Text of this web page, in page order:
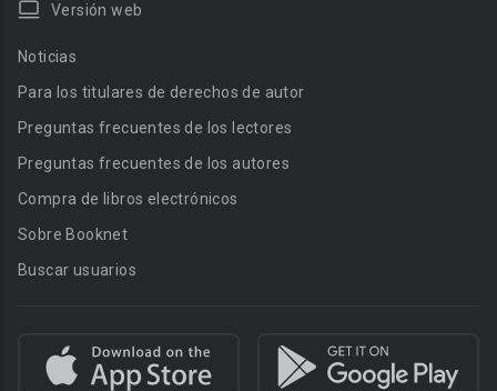
Versión web
Noticias
Para los titulares de derechos de autor
Preguntas frecuentes de los lectores
Preguntas frecuentes de los autores
Compra de libros electrónicos
Sobre Booknet
Buscar usuarios